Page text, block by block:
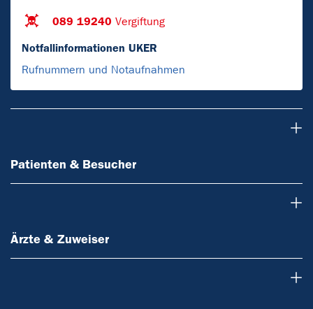
089 19240 Vergiftung
Notfallinformationen UKER
Rufnummern und Notaufnahmen
Patienten & Besucher
Ärzte & Zuweiser